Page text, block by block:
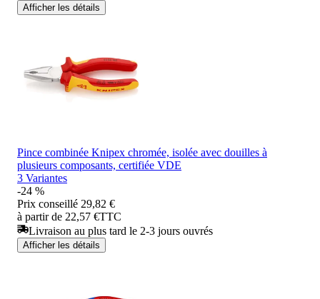
Afficher les détails
Pince combinée Knipex chromée, isolée avec douilles à
plusieurs composants, certifiée VDE
3 Variantes
-24 %
Prix conseillé 29,82 €
à partir de 22,57 €TTC
Livraison au plus tard le 2-3 jours ouvrés
Afficher les détails